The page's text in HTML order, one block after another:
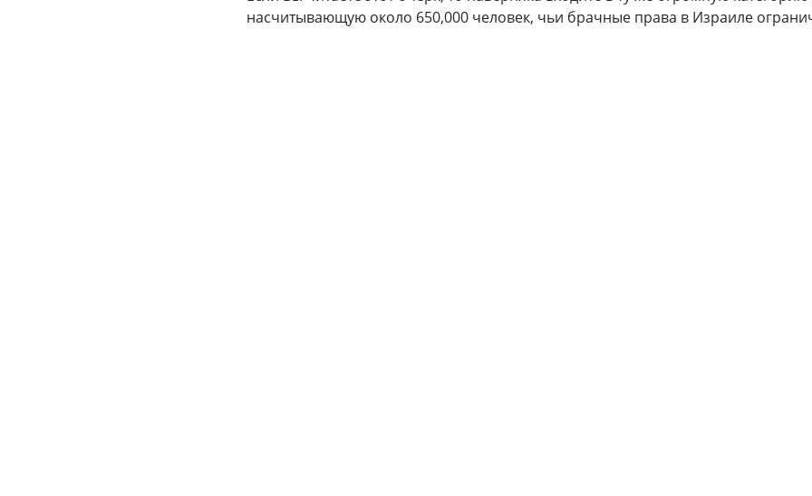
насчитывающую около 650,000 человек, чьи брачные права в Израиле